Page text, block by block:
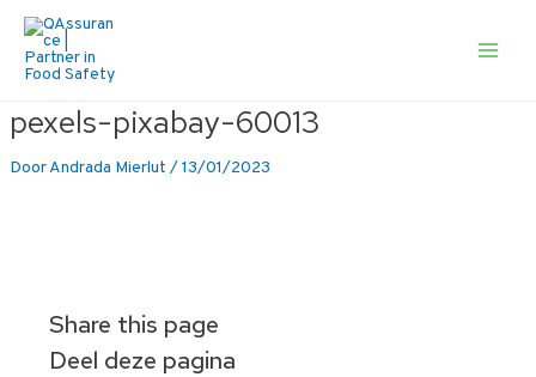
naar
pexels-pixabay-60013
DoorAndrada Mierlut /13/01/2023
Share this page
Deel deze pagina